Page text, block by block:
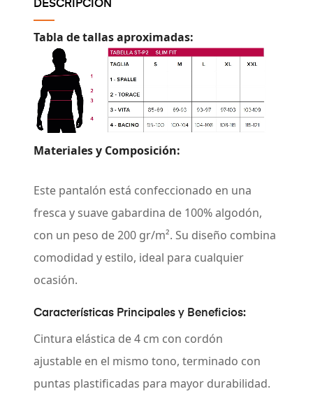
DESCRIPCIÓN
Tabla de tallas aproximadas:
Materiales y Composición:
Este pantalón está confeccionado en una
fresca y suave gabardina de 100% algodón,
con un peso de200 gr/m². Su diseño combina
comodidad y estilo, ideal para cualquier
ocasión.
Características Principales y Beneficios:
Cintura elástica de 4 cm con cordón
ajustable en el mismo tono, terminado con
puntas plastificadas para mayor durabilidad.